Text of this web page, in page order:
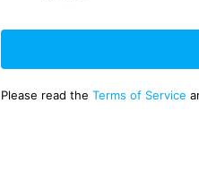
Please read the Terms of Service